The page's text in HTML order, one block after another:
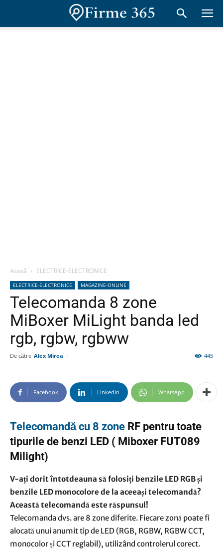
Acasă ELECTRICE-ELECTRONICE
ELECTRICE-ELECTRONICE MAGAZINE-ONLINE
Telecomanda 8 zone
MiBoxer MiLight banda led
rgb, rgbw, rgbww
De către Alex Mirea - 445
Facebook Linkedin WhatsApp
Telecomandă cu 8 zone RF pentru toate
tipurile de benzi LED ( Miboxer FUT089
Milight)
V-ați dorit întotdeauna să folosiți benzile LED RGB și
benzile LED monocolore de la aceeași telecomandă?
Această telecomandă este răspunsul!
Telecomanda dvs. are 8 zone diferite. Fiecare zonă poate fi
alocată unui anumit tip de LED (RGB, RGBW, RGBW CCT,
monocolor și CCT reglabil), utilizând controlerul corect.